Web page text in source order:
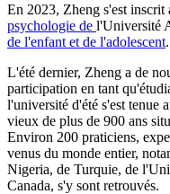
En 2023, Zheng s'est inscrit
psychologie de l'Université
de l'enfant et de l'adolescent.
L'été dernier, Zheng a de
participation en tant
l'université d'été s'est tenue
vieux de plus de 900 ans
Environ 200 praticiens,
venus du monde entier,
Nigeria, de Turquie, de
Canada, s'y sont retrouvés.